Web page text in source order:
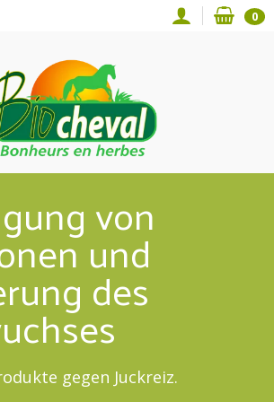
0
von
und
des
gegen Juckreiz.